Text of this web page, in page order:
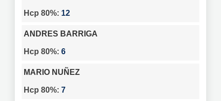
12
ANDRES BARRIGA
6
MARIO NUÑEZ
7